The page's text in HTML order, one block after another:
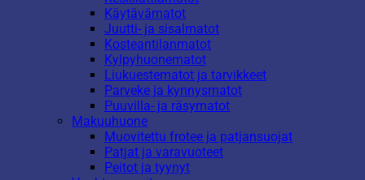
Käytävämatot
Juutti- ja sisalmatot
Kosteantilanmatot
Kylpyhuonematot
Liukuestematot ja tarvikkeet
Parveke ja kynnysmatot
Puuvilla- ja räsymatot
Makuuhuone
Muovitettu frotee ja patjansuojat
Patjat ja varavuoteet
Peitot ja tyynyt